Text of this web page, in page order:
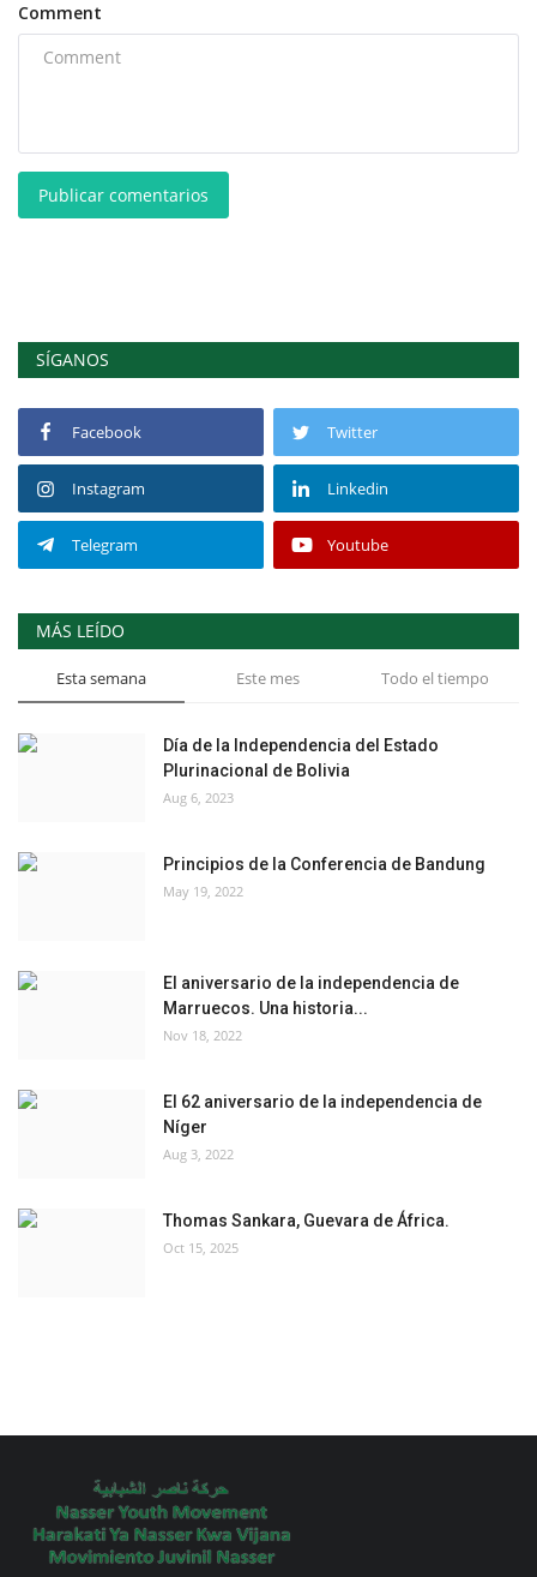
Comment
Publicar comentarios
SÍGANOS
Facebook Twitter
Instagram Linkedin
Telegram Youtube
MÁS LEÍDO
Esta semana Este mes Todo el tiempo
Día de la Independencia del Estado
Plurinacional de Bolivia
Aug 6, 2023
Principios de la Conferencia de Bandung
May 19, 2022
El aniversario de la independencia de
Marruecos. Una historia...
Nov 18, 2022
El 62 aniversario de la independencia de
Níger
Aug 3, 2022
Thomas Sankara, Guevara de África.
Oct 15, 2025